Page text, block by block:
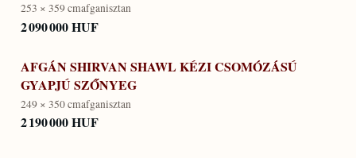
253 × 359 cmafganisztan
2 090 000 HUF
AFGÁN SHIRVAN SHAWL KÉZI CSOMÓZÁSÚ
GYAPJÚ SZŐNYEG
249 × 350 cmafganisztan
2 190 000 HUF